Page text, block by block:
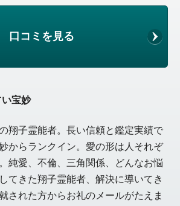
口コミを見る
宝妙
翔子霊能者。長い信頼と鑑定実績で
からランクイン。愛の形は人それぞ
純愛、不倫、三角関係、どんなお悩
てきた翔子霊能者、解決に導いてき
された方からお礼のメールがたえま